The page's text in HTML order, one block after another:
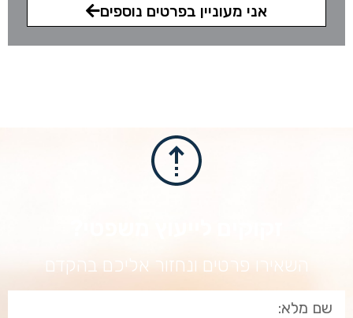
אני מעוניין בפרטים נוספים
השאירו פרטים ונחזור אליכם בהקדם